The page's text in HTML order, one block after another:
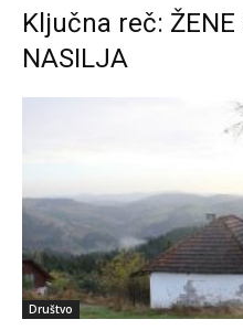
Ključna reč: ŽENE
NASILJA
Društvo